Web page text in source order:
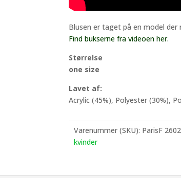
Blusen er taget på en model der
Find bukserne fra videoen her.
Størrelse
one size
Lavet af:
Acrylic (45%), Polyester (30%),
Varenummer (SKU): ParisF
kvinder